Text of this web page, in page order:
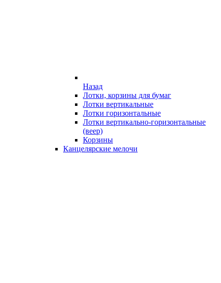
Назад
Лотки, корзины для бумаг
Лотки вертикальные
Лотки горизонтальные
Лотки вертикально-горизонтальные
(веер)
Корзины
Канцелярские мелочи